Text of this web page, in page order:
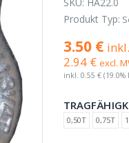
SKU: HA22.0
Produkt Typ:
3.50 €
2.94 € excl.
inkl. 0.55 € (19.0%
0,50T 0,75T